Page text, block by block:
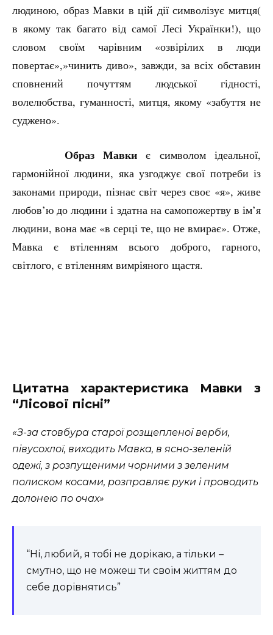
людиною, образ Мавки в цій дії символізує митця(
в якому так багато від самої Лесі Українки!), що
словом своїм чарівним «озвірілих в люди
повертає»,»чинить диво», завжди, за всіх обставин
сповнений почуттям людської гідності,
волелюбства, гуманності, митця, якому «забуття не
суджено».
Образ Мавки є символом ідеальної,
гармонійної людини, яка узгоджує свої потреби із
законами природи, пізнає світ через своє «я», живе
любов’ю до людини і здатна на самопожертву в ім’я
людини, вона має «в серці те, що не вмирає». Отже,
Мавка є втіленням всього доброго, гарного,
світлого, є втіленням вимріяного щастя.
Цитатна характеристика Мавки з
“Лісової пісні”
«З-за стовбура старої розщепленої верби,
півусохлої, виходить Мавка, в ясно-зеленій
одежі, з розпущеними чорними з зеленим
полиском косами, розправляє руки і проводить
долонею по очах»
“Ні, любий, я тобі не дорікаю, а тільки –
смутно, що не можеш ти своїм життям до
себе дорівнятись”